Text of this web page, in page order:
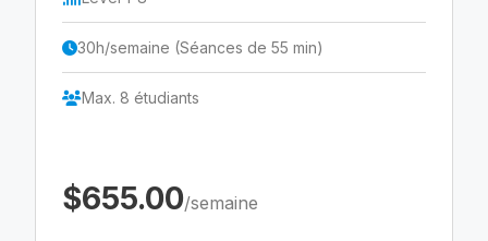
30h/semaine (Séances de 55 min)
Max. 8 étudiants
$655.00/semaine